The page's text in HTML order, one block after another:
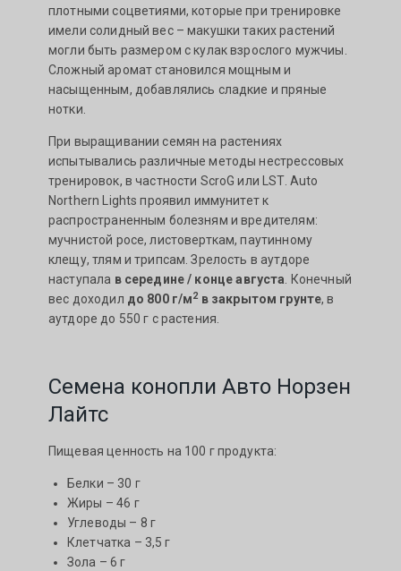
плотными соцветиями, которые при тренировке
имели солидный вес – макушки таких растений
могли быть размером с кулак взрослого мужчиы.
Сложный аромат становился мощным и
насыщенным, добавлялись сладкие и пряные
нотки.
При выращивании семян на растениях
испытывались различные методы нестрессовых
тренировок, в частности ScroG или LST. Auto
Northern Lights проявил иммунитет к
распространенным болезням и вредителям:
мучнистой росе, листоверткам, паутинному
клещу, тлям и трипсам. Зрелость в аутдоре
наступала в середине / конце августа . Конечный
вес доходил до 800 г/м2 в закрытом грунте, в
аутдоре до 550 г с растения.
Семена конопли Авто Норзен
Лайтс
Пищевая ценность на 100 г продукта:
Белки – 30 г
Жиры – 46 г
Углеводы – 8 г
Клетчатка – 3,5 г
Зола – 6 г